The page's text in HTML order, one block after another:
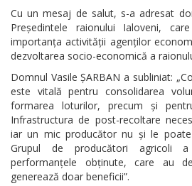
Cu un mesaj de salut, s-a adresat
Președintele raionului Ialoveni,
importanța activității agenților
dezvoltarea socio-economică a
Domnul Vasile ȘARBAN a subliniat:
este vitală pentru consolidarea
formarea loturilor, precum și
Infrastructura de post-recoltare
iar un mic producător nu și le
Grupul de producători agricoli
performanțele obținute, care au
generează doar beneficii”.